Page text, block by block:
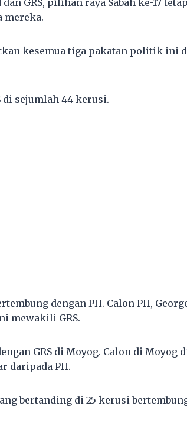
GRS, pilihan raya Sabah ke-17
mereka.
kesemua tiga pakatan politik ini
di sejumlah 44 kerusi.
dengan PH. Calon PH,
mewakili GRS.
GRS di Moyog. Calon di Moyog
daripada PH.
bertanding di 25 kerusi